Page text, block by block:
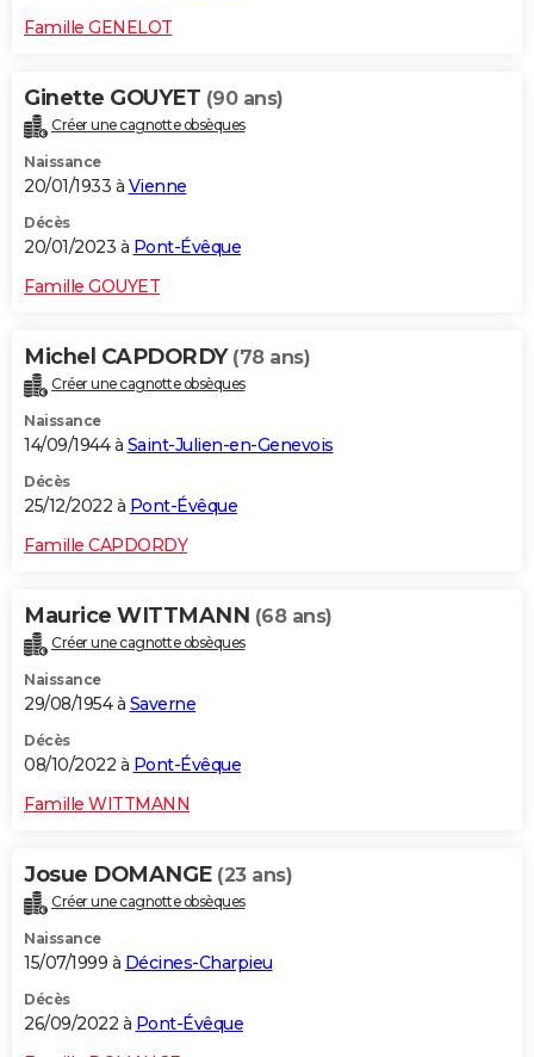
Famille GENELOT
Ginette GOUYET (90 ans)
Créer une cagnotte obsèques
Naissance
20/01/1933 à Vienne
Décès
20/01/2023 à Pont-Évêque
Famille GOUYET
Michel CAPDORDY (78 ans)
Créer une cagnotte obsèques
Naissance
14/09/1944 à Saint-Julien-en-Genevois
Décès
25/12/2022 à Pont-Évêque
Famille CAPDORDY
Maurice WITTMANN (68 ans)
Créer une cagnotte obsèques
Naissance
29/08/1954 à Saverne
Décès
08/10/2022 à Pont-Évêque
Famille WITTMANN
Josue DOMANGE (23 ans)
Créer une cagnotte obsèques
Naissance
15/07/1999 à Décines-Charpieu
Décès
26/09/2022 à Pont-Évêque